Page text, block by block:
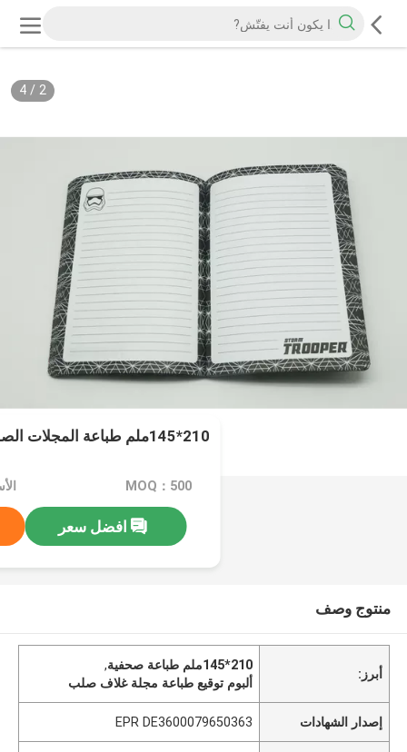
2
/
4
210*145ملم طباعة المجلات الصلبة للسينما
MOQ：500
افضل سعر
منتوج وصف
أبرز:
210*145ملم طباعة صحفية
,
ألبوم توقيع طباعة مجلة غلاف صلب
إصدار الشهادات EPR DE3600079650363